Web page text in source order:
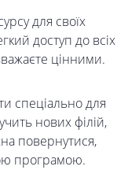
для своїх
доступ до всіх
цінними.
спеціально для
нових філій,
повернутися,
програмою.